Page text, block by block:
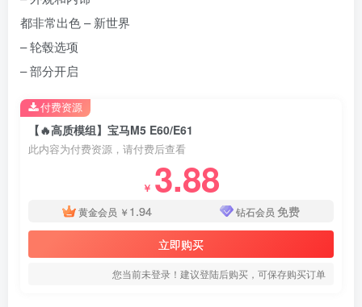
都非常出色 – 新世界
– 轮毂选项
– 部分开启
【🔥高质模组】宝马M5 E60/E61
此内容为付费资源，请付费后查看
￥ 3.88
黄金会员 ￥ 1.94 钻石会员 免费
立即购买
您当前未登录！建议登陆后购买，可保存购买订单
付费资源